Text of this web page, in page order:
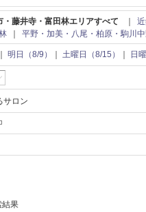
藤井寺・富田林エリアすべて
平野・加美・八尾・柏原・駒川
明日（8/9） 土曜日（8/15） 日
サロン
結果